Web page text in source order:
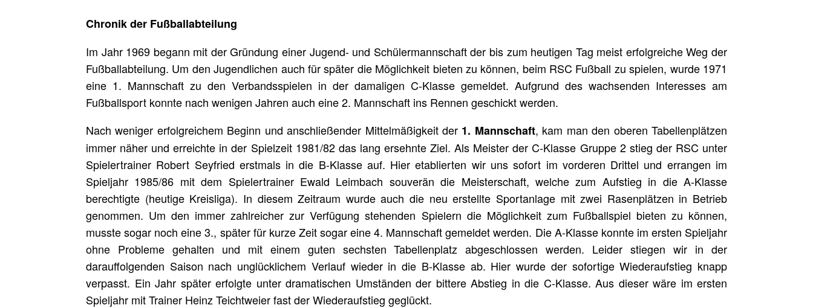
Chronik der Fußballabteilung
Im Jahr 1969 begann mit der Gründung einer Jugend- und Schülermannschaft der bis zum heutigen Tag meist erfolgreiche Weg der
Fußballabteilung. Um den Jugendlichen auch für später die Möglichkeit bieten zu können, beim RSC Fußball zu spielen, wurde 1971
eine 1. Mannschaft zu den Verbandsspielen in der damaligen C-Klasse gemeldet. Aufgrund des wachsenden Interesses am
Fußballsport konnte nach wenigen Jahren auch eine 2. Mannschaft ins Rennen geschickt werden.
Nach weniger erfolgreichem Beginn und anschließender Mittelmäßigkeit der 1. Mannschaft, kam man den oberen Tabellenplätzen
immer näher und erreichte in der Spielzeit 1981/82 das lang ersehnte Ziel. Als Meister der C-Klasse Gruppe 2 stieg der RSC unter
Spielertrainer Robert Seyfried erstmals in die B-Klasse auf. Hier etablierten wir uns sofort im vorderen Drittel und errangen im
Spieljahr 1985/86 mit dem Spielertrainer Ewald Leimbach souverän die Meisterschaft, welche zum Aufstieg in die A-Klasse
berechtigte (heutige Kreisliga). In diesem Zeitraum wurde auch die neu erstellte Sportanlage mit zwei Rasenplätzen in Betrieb
genommen. Um den immer zahlreicher zur Verfügung stehenden Spielern die Möglichkeit zum Fußballspiel bieten zu können,
musste sogar noch eine 3., später für kurze Zeit sogar eine 4. Mannschaft gemeldet werden. Die A-Klasse konnte im ersten Spieljahr
ohne Probleme gehalten und mit einem guten sechsten Tabellenplatz abgeschlossen werden. Leider stiegen wir in der
darauffolgenden Saison nach unglücklichem Verlauf wieder in die B-Klasse ab. Hier wurde der sofortige Wiederaufstieg knapp
verpasst. Ein Jahr später erfolgte unter dramatischen Umständen der bittere Abstieg in die C-Klasse. Aus dieser wäre im ersten
Spieljahr mit Trainer Heinz Teichtweier fast der Wiederaufstieg geglückt.